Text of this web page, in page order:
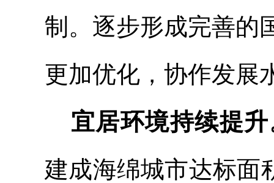
制。逐步形成完善的
更加优化，协作发展
宜居环境持续提
建成海绵城市达标面